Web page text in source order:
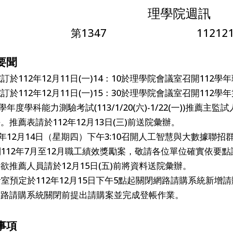
理學院週訊
第1347 1121211-
聞
於112年12月11日(一)14：10於理學院會議室召開112學年
於112年12月11日(一)15：30於理學院會議室召開112學年
年度學科能力測驗考試(113/1/20(六)-1/22(一))推薦主監試
推薦表請於112年12月13日(三)前送院彙辦。
12月14日（星期四）下午3:10召開人工智慧與大數據聯招
年7月至12月職工績效獎勵案，敬請各位單位確實依要
推薦人員請於12月15日(五)前將資料送院彙辦。
預定於112年12月15日下午5點起關閉網路請購系統新增
請購系統關閉前提出請購案並完成登帳作業。
項